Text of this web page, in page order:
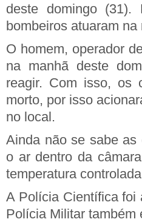
deste domingo
bombeiros atuaram na
O homem, operador
na manhã deste
reagir. Com isso, os
morto, por isso
no local.
Ainda não se sabe as
o ar dentro da
temperatura
A Polícia Científica foi
Polícia Militar também